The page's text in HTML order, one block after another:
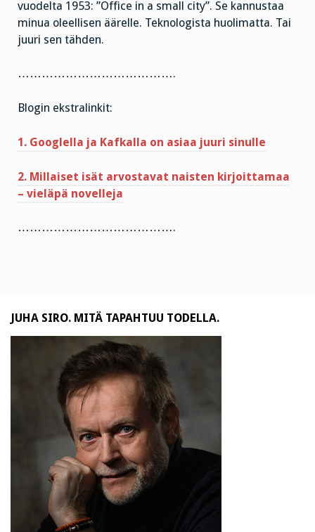
vuodelta 1953: ”Office in a small city”. Se kannustaa
minua oleellisen äärelle. Teknologista huolimatta. Tai
juuri sen tähden.
………………………………….
Blogin ekstralinkit:
1. Googlella ja Kafkalla on asiaa juuri sinulle
2. Millaiset isät arvostavat naisten kirjoittamaa
– vieläpä novelleja
………………………………….
JUHA SIRO. MITÄ TAPAHTUU TODELLA.